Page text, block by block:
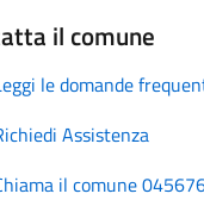
il comune
le domande
Assistenza
il comune